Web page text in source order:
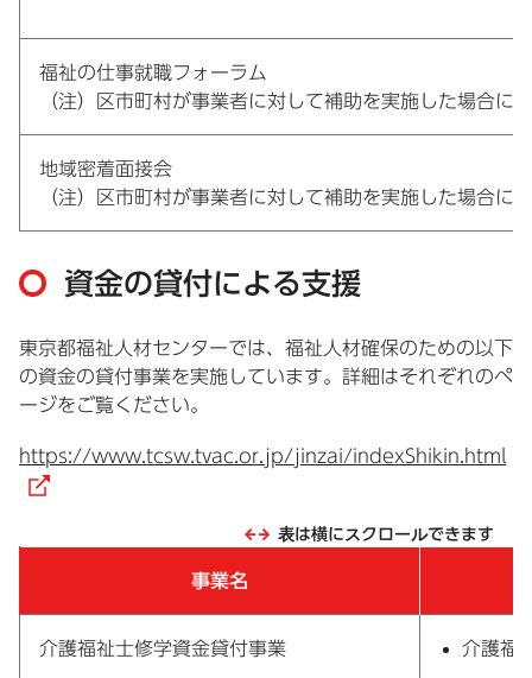
福祉の仕事就職フォーラム
（注）区市町村が事業者に対して補助を実施した場合に
地域密着面接会
（注）区市町村が事業者に対して補助を実施した場合に
資金の貸付による支援
東京都福祉人材センターでは、福祉人材確保のための以下
の資金の貸付事業を実施しています。詳細はそれぞれのペ
ージをご覧ください。
https://www.tcsw.tvac.or.jp/jinzai/indexShikin.html
表は横にスクロールできます
事業名
介護福祉士修学資金貸付事業 介護福